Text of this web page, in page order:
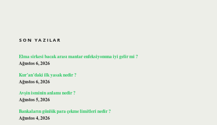
SON YAZILAR
Elma sirkesi bacak arası mantar enfeksiyonuna iyi gelir mi ?
Ağustos 6, 2026
Kur’an’daki ilk yasak nedir ?
Ağustos 6, 2026
Avşin isminin anlamı nedir ?
Ağustos 5, 2026
Bankaların günlük para çekme limitleri nedir ?
Ağustos 4, 2026